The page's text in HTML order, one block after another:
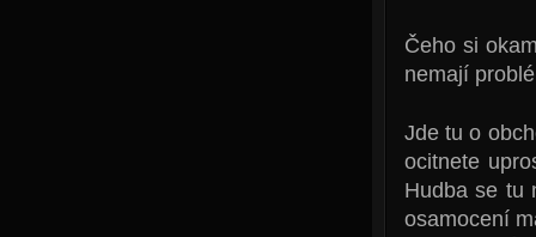
Čeho si
nemají
Jde tu o
ocitnete
Hudba se tu
osamocení